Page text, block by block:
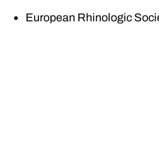
European Rhinologic